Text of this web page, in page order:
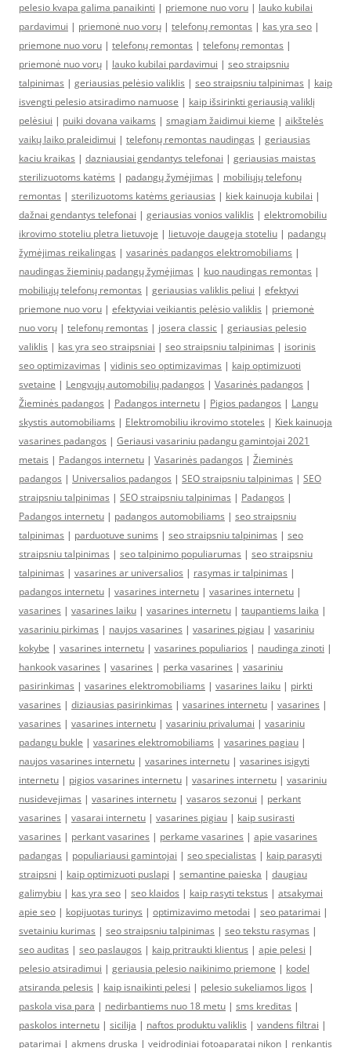
pelesio kvapa galima panaikinti | priemone nuo voru | lauko kubilai
pardavimui | priemonė nuo vorų | telefonų remontas | kas yra seo |
priemone nuo voru | telefonų remontas | telefonų remontas |
priemonė nuo vorų | lauko kubilai pardavimui | seo straipsniu
talpinimas | geriausias pelėsio valiklis | seo straipsniu talpinimas | kaip
isvengti pelesio atsiradimo namuose | kaip išsirinkti geriausią valiklį
pelėsiui | puiki dovana vaikams | smagiam žaidimui kieme | aikštelės
vaikų laiko praleidimui | telefonų remontas naudingas | geriausias
kaciu kraikas | dazniausiai gendantys telefonai | geriausias maistas
sterilizuotoms katėms | padangų žymėjimas | mobiliųjų telefonų
remontas | sterilizuotoms katėms geriausias | kiek kainuoja kubilai |
dažnai gendantys telefonai | geriausias vonios valiklis | elektromobiliu
ikrovimo stoteliu pletra lietuvoje | lietuvoje daugeja stoteliu | padangų
žymėjimas reikalingas | vasarinės padangos elektromobiliams |
naudingas žieminių padangų žymėjimas | kuo naudingas remontas |
mobiliųjų telefonų remontas | geriausias valiklis peliui | efektyvi
priemone nuo voru | efektyviai veikiantis pelėsio valiklis | priemonė
nuo vorų | telefonų remontas | josera classic | geriausias pelesio
valiklis | kas yra seo straipsniai | seo straipsniu talpinimas | isorinis
seo optimizavimas | vidinis seo optimizavimas | kaip optimizuoti
svetaine | Lengvųjų automobilių padangos | Vasarinės padangos |
Žieminės padangos | Padangos internetu | Pigios padangos | Langu
skystis automobiliams | Elektromobiliu ikrovimo stoteles | Kiek kainuoja
vasarines padangos | Geriausi vasariniu padangu gamintojai 2021
metais | Padangos internetu | Vasarinės padangos | Žieminės
padangos | Universalios padangos | SEO straipsniu talpinimas | SEO
straipsniu talpinimas | SEO straipsniu talpinimas | Padangos |
Padangos internetu | padangos automobiliams | seo straipsniu
talpinimas | parduotuve sunims | seo straipsniu talpinimas | seo
straipsniu talpinimas | seo talpinimo populiarumas | seo straipsniu
talpinimas | vasarines ar universalios | rasymas ir talpinimas |
padangos internetu | vasarines internetu | vasarines internetu |
vasarines | vasarines laiku | vasarines internetu | taupantiems laika |
vasariniu pirkimas | naujos vasarines | vasarines pigiau | vasariniu
kokybe | vasarines internetu | vasarines populiarios | naudinga zinoti |
hankook vasarines | vasarines | perka vasarines | vasariniu
pasirinkimas | vasarines elektromobiliams | vasarines laiku | pirkti
vasarines | diziausias pasirinkimas | vasarines internetu | vasarines |
vasarines | vasarines internetu | vasariniu privalumai | vasariniu
padangu bukle | vasarines elektromobiliams | vasarines pagiau |
naujos vasarines internetu | vasarines internetu | vasarines isigyti
internetu | pigios vasarines internetu | vasarines internetu | vasariniu
nusidevejimas | vasarines internetu | vasaros sezonui | perkant
vasarines | vasarai internetu | vasarines pigiau | kaip susirasti
vasarines | perkant vasarines | perkame vasarines | apie vasarines
padangas | populiariausi gamintojai | seo specialistas | kaip parasyti
straipsni | kaip optimizuoti puslapi | semantine paieska | daugiau
galimybiu | kas yra seo | seo klaidos | kaip rasyti tekstus | atsakymai
apie seo | kopijuotas turinys | optimizavimo metodai | seo patarimai |
svetainiu kurimas | seo straipsniu talpinimas | seo tekstu rasymas |
seo auditas | seo paslaugos | kaip pritraukti klientus | apie pelesi |
pelesio atsiradimui | geriausia pelesio naikinimo priemone | kodel
atsiranda pelesis | kaip isnaikinti pelesi | pelesio sukeliamos ligos |
paskola visa para | nedirbantiems nuo 18 metu | sms kreditas |
paskolos internetu | sicilija | naftos produktu valiklis | vandens filtrai |
patarimai | akmens druska | veidrodiniai fotoaparatai nikon | renkantis